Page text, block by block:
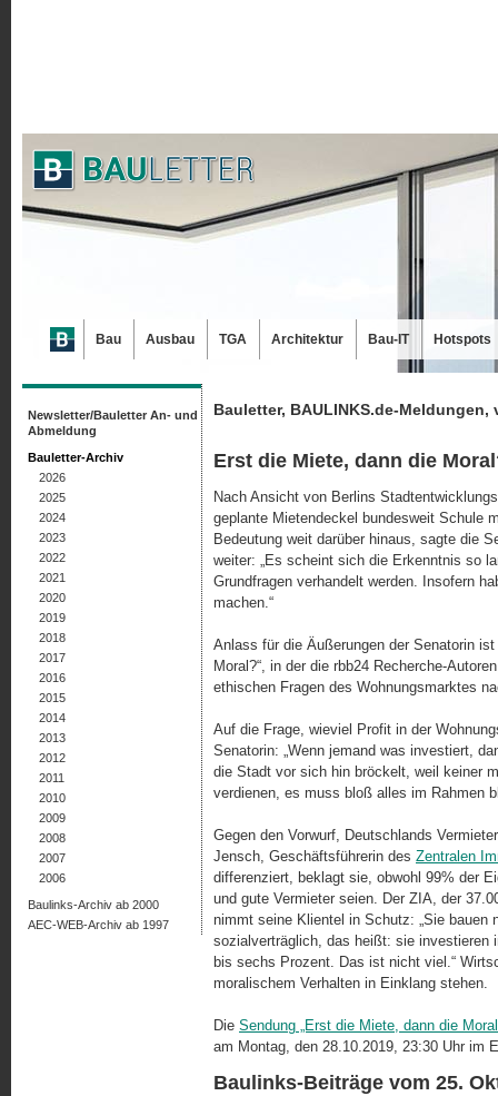
Bauletter, BAULINKS.de-Meldungen,
Erst die Miete, dann die
Nach Ansicht von Berlins
geplante Mietendeckel bundesweit Schule
Bedeutung weit darüber hinaus, sagte die
weiter: „Es scheint sich die Erkenntnis so
Grundfragen verhandelt werden. Insofern
machen.“
Anlass für die Äußerungen der Senatorin
Moral?“, in der die rbb24 Recherche-
ethischen Fragen des Wohnungsmarktes
Auf die Frage, wieviel Profit in der
Senatorin: „Wenn jemand was investiert,
die Stadt vor sich hin bröckelt, weil keiner
verdienen, es muss bloß alles im Rahmen
Gegen den Vorwurf, Deutschlands
Jensch, Geschäftsführerin des Zentralen
differenziert, beklagt sie, obwohl 99% der
und gute Vermieter seien. Der ZIA, der
nimmt seine Klientel in Schutz: „Sie bauen
sozialverträglich, das heißt: sie investieren
bis sechs Prozent. Das ist nicht viel.“
moralischem Verhalten in Einklang stehen.
Die Sendung „Erst die Miete, dann die
am Montag, den 28.10.2019, 23:30 Uhr im
Baulinks-Beiträge vom 25.
Newsletter/Bauletter An- und
Abmeldung
Bauletter-Archiv
2026
2025
2024
2023
2022
2021
2020
2019
2018
2017
2016
2015
2014
2013
2012
2011
2010
2009
2008
2007
2006
Baulinks-Archiv ab 2000
AEC-WEB-Archiv ab 1997
Bau Ausbau TGA Architektur Bau-IT Hotspots